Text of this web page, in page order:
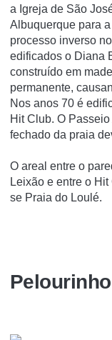
a Igreja de São
Albuquerque para
processo inverso
edificados o Diana
construí­do em
permanente,
Nos anos 70 é
Hit Club. O
fechado da praia
O areal entre o
Leixão e entre o
se Praia do Loulé.